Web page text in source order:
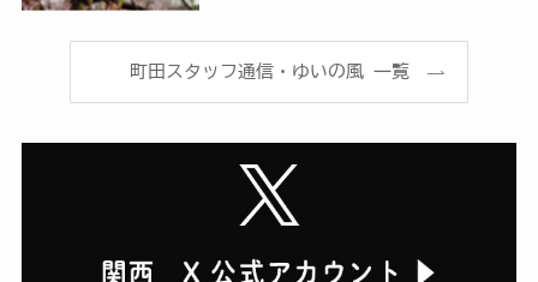
町田スタッフ通信・ゆいの風 一覧